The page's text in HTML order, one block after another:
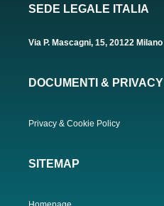
SEDE LEGALE ITALIA
Via P. Mascagni, 15, 20122 Milano
DOCUMENTI & PRIVACY
Privacy & Cookie Policy
SITEMAP